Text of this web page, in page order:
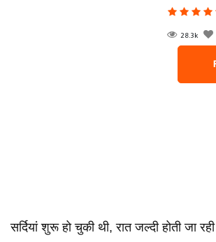
28.3k
सर्दियां शुरू हो चुकी थी, रात जल्दी होती जा